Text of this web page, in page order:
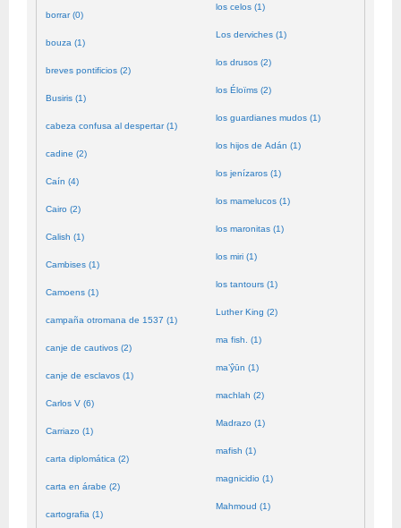
borrar (0)
bouza (1)
breves pontificios (2)
Busiris (1)
cabeza confusa al despertar (1)
cadine (2)
Caín (4)
Cairo (2)
Calish (1)
Cambises (1)
Camoens (1)
campaña otromana de 1537 (1)
canje de cautivos (2)
canje de esclavos (1)
Carlos V (6)
Carriazo (1)
carta diplomática (2)
carta en árabe (2)
cartografia (1)
los celos (1)
Los derviches (1)
los drusos (2)
los Éloïms (2)
los guardianes mudos (1)
los hijos de Adán (1)
los jenízaros (1)
los mamelucos (1)
los maronitas (1)
los miri (1)
los tantours (1)
Luther King (2)
ma fish. (1)
ma’ŷūn (1)
machlah (2)
Madrazo (1)
mafish (1)
magnicidio (1)
Mahmoud (1)